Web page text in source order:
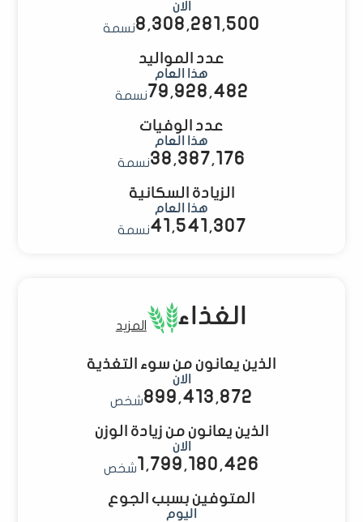
الان
8,308,281,502نسمة
عدد المواليد
هذا العام
79,928,485نسمة
عدد الوفيات
هذا العام
38,387,177نسمة
الزيادة السكانية
هذا العام
41,541,308نسمة
الغذاء المزيد
الذين يعانون من سوء التغذية
الان
899,413,873شخص
الذين يعانون من زيادة الوزن
الان
1,799,180,427 شخص
المتوفين بسبب الجوع
اليوم